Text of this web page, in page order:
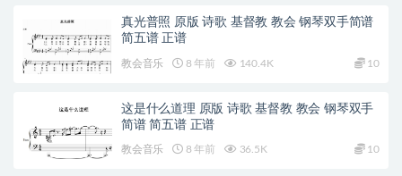
真光普照 原版 诗歌 基督教 教会 钢琴双手简谱
简五谱 正谱
教会音乐 8 年前 140.4K 10
这是什么道理 原版 诗歌 基督教 教会 钢琴双手
简谱 简五谱 正谱
教会音乐 8 年前 36.5K 10